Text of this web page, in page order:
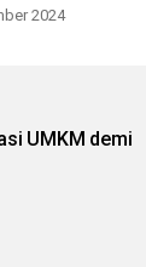
2024
UMKM demi